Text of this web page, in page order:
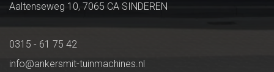
Aaltenseweg 10, 7065 CA SINDEREN
0315 - 61 75 42
info@ankersmit-tuinmachines.nl